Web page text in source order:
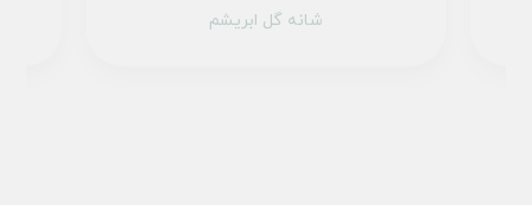
شانه گل ابریشم